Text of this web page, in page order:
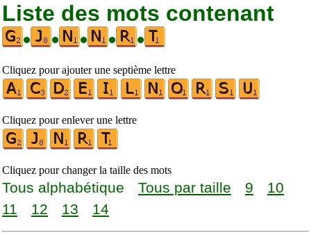
Liste des mots contenant
•
• • • •
Cliquez pour ajouter une septième lettre
Cliquez pour enlever une lettre
Cliquez pour changer la taille des mots
Tous alphabétique Tous par taille 9
10
11
12 13 14